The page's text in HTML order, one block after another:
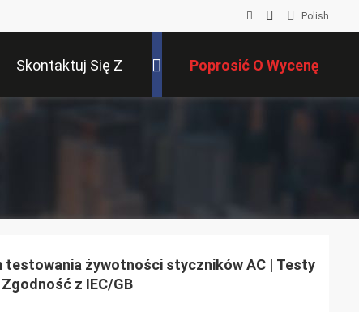
Polish
Skontaktuj Się Z Poprosić O Wycenę
żywotności styczników AC | Testy
z IEC/GB